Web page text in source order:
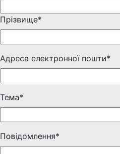
Прізвище*
Адреса електронної пошти*
Тема*
Повідомлення*